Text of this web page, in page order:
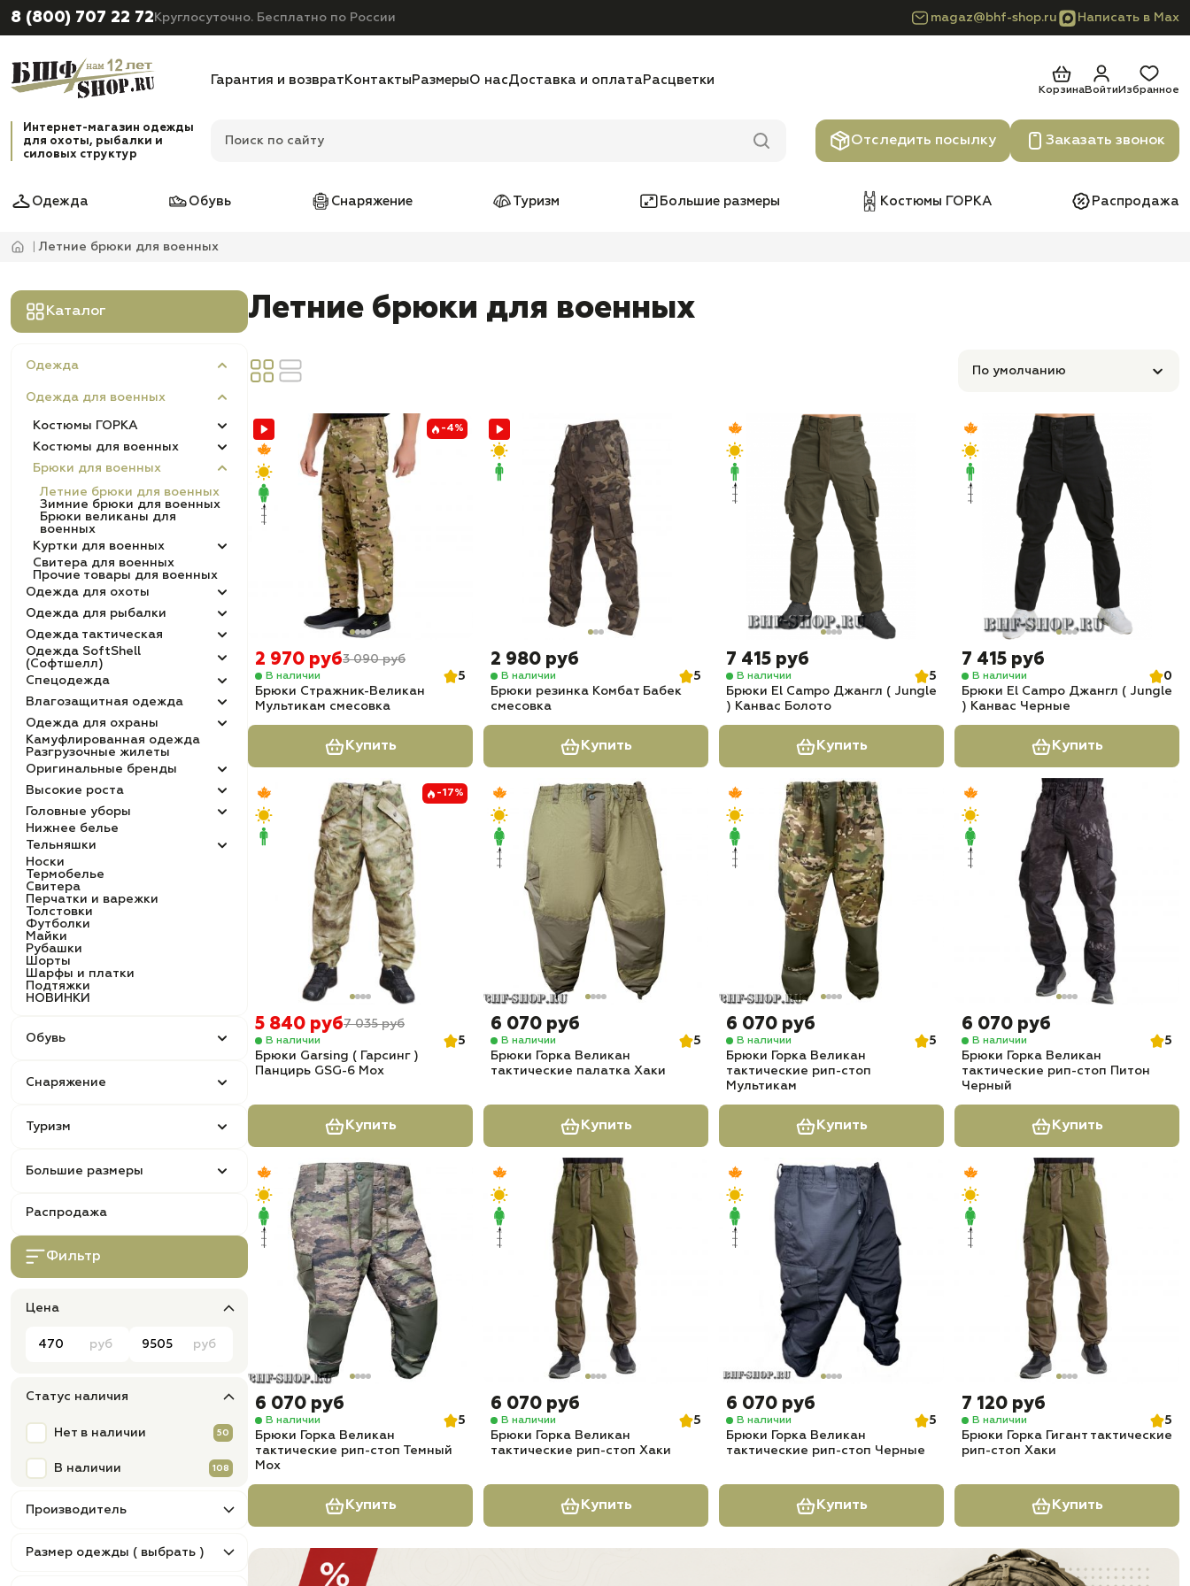
8 (800) 707 22 72 Круглосуточно. Бесплатно по России magaz@bhf-shop.ru Написать в Max
Гарантия и возврат Контакты РазмерыО насДоставка и оплата Расцветки
КорзинаВойти Избранное
Интернет-магазин одежды
для охоты, рыбалки и
силовых структур
Отследить посылку Заказать звонок
Одежда Обувь Снаряжение Туризм Большие размеры Костюмы ГОРКА Распродажа
Летние брюки для военных
Каталог
Одежда
Одежда для военных
Костюмы ГОРКА
Костюмы для военных
Брюки для военных
Летние брюки для военных
Зимние брюки для военных
Брюки великаны для
военных
Куртки для военных
Свитера для военных
Прочие товары для военных
Одежда для охоты
Одежда для рыбалки
Одежда тактическая
Одежда SoftShell
(Софтшелл)
Спецодежда
Влагозащитная одежда
Одежда для охраны
Камуфлированная одежда
Разгрузочные жилеты
Оригинальные бренды
Высокие роста
Головные уборы
Нижнее белье
Тельняшки
Носки
Термобелье
Свитера
Перчатки и варежки
Толстовки
Футболки
Майки
Рубашки
Шорты
Шарфы и платки
Подтяжки
НОВИНКИ
Обувь
Снаряжение
Туризм
Большие размеры
Распродажа
Фильтр
Цена
руб руб
Статус наличия
Нет в наличии 50
В наличии 108
Производитель
Размер одежды ( выбрать )
Летние брюки для военных
По умолчанию
-4%
2 970 руб3 090 руб
В наличии
5
Брюки Стражник-Великан
Мультикам смесовка
Купить
2 980 руб
В наличии
5
Брюки резинка Комбат Бабек
смесовка
Купить
7 415 руб
В наличии
5
Брюки El Campo Джангл ( Jungle
) Канвас Болото
Купить
7 415 руб
В наличии
0
Брюки El Campo Джангл ( Jungle
) Канвас Черные
Купить
-17%
5 840 руб7 035 руб
В наличии
5
Брюки Garsing ( Гарсинг )
Панцирь GSG-6 Мох
Купить
6 070 руб
В наличии
5
Брюки Горка Великан
тактические палатка Хаки
Купить
6 070 руб
В наличии
5
Брюки Горка Великан
тактические рип-стоп
Мультикам
Купить
6 070 руб
В наличии
5
Брюки Горка Великан
тактические рип-стоп Питон
Черный
Купить
6 070 руб
В наличии
5
Брюки Горка Великан
тактические рип-стоп Темный
Мох
Купить
6 070 руб
В наличии
5
Брюки Горка Великан
тактические рип-стоп Хаки
Купить
6 070 руб
В наличии
5
Брюки Горка Великан
тактические рип-стоп Черные
Купить
7 120 руб
В наличии
5
Брюки Горка Гигант тактические
рип-стоп Хаки
Купить